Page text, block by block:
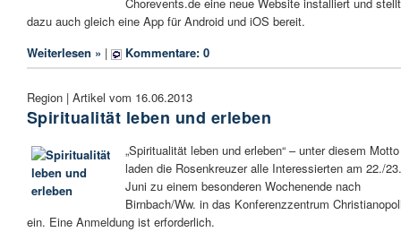
dazu auch gleich eine App für Android und iOS bereit.
Weiterlesen » | Kommentare: 0
Region | Artikel vom 16.06.2013
Spiritualität leben und erleben
„Spiritualität leben und erleben“ – unter diesem Motto
laden die Rosenkreuzer alle Interessierten am 22./23.
Juni zu einem besonderen Wochenende nach
Birnbach/Ww. in das Konferenzzentrum
ein. Eine Anmeldung ist erforderlich.